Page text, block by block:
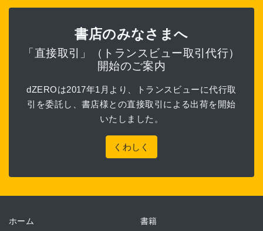
書店のみなさまへ
「直接取引」（トランスビュー取引代行）
開始のご案内
dZEROは2017年1月より、トランスビューに代行取
引を委託し、書店様との直接取引による出荷を開始
いたしました。
くわしく
ホーム 書籍